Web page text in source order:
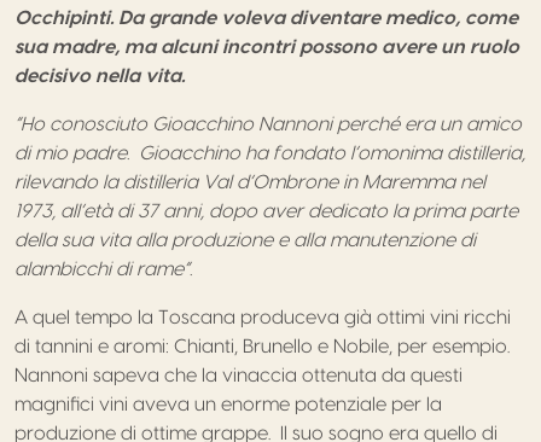
Occhipinti. Da grande voleva diventare medico, come
sua madre, ma alcuni incontri possono avere un ruolo
decisivo nella vita.
“Ho conosciuto Gioacchino Nannoni perché era un amico
di mio padre. Gioacchino ha fondato l’omonima distilleria,
rilevando la distilleria Val d’Ombrone in Maremma nel
1973, all’età di 37 anni, dopo aver dedicato la prima parte
della sua vita alla produzione e alla manutenzione di
alambicchi di rame”.
A quel tempo la Toscana produceva già ottimi vini ricchi
di tannini e aromi: Chianti, Brunello e Nobile, per esempio.
Nannoni sapeva che la vinaccia ottenuta da questi
magnifici vini aveva un enorme potenziale per la
produzione di ottime grappe. Il suo sogno era quello di